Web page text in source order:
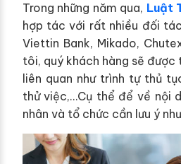
Trong những năm qua, Luật
hợp tác với rất nhiều đối
Viettin Bank, Mikado,
tôi, quý khách hàng sẽ được
liên quan như trình tự thủ
thử việc,…Cụ thể để về nội
nhân và tổ chức cần lưu ý